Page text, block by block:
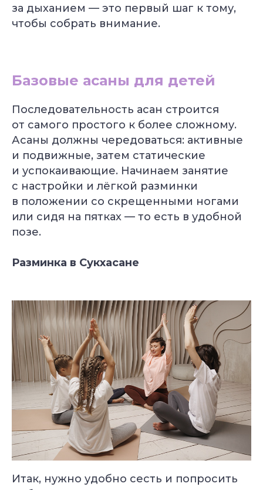
за дыханием — это первый шаг к тому,
чтобы собрать внимание.
Базовые асаны для детей
Последовательность асан строится
от самого простого к более сложному.
Асаны должны чередоваться: активные
и подвижные, затем статические
и успокаивающие. Начинаем занятие
с настройки и лёгкой разминки
в положении со скрещенными ногами
или сидя на пятках — то есть в удобной
позе.
Разминка в Сукхасане
Итак, нужно удобно сесть и попросить